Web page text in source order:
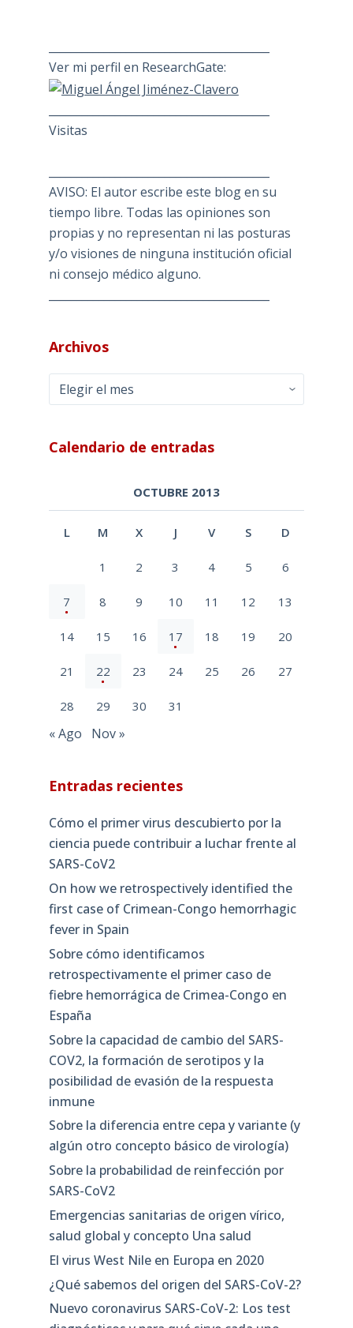
Ver mi perfil en ResearchGate:
Visitas
AVISO: El autor escribe este blog en su
tiempo libre. Todas las opiniones son
propias y no representan ni las posturas
y/o visiones de ninguna institución oficial
ni consejo médico alguno.
Archivos
Archivos
Calendario de entradas
OCTUBRE 2013
L M X J V S D
1 2 3 4 5 6
7 8 9 10 11 12 13
14 15 16 17 18 19 20
21 22 23 24 25 26 27
28 29 30 31
« Ago Nov »
Entradas recientes
Cómo el primer virus descubierto por la
ciencia puede contribuir a luchar frente al
SARS-CoV2
On how we retrospectively identified the
first case of Crimean-Congo hemorrhagic
fever in Spain
Sobre cómo identificamos
retrospectivamente el primer caso de
fiebre hemorrágica de Crimea-Congo en
España
Sobre la capacidad de cambio del SARS-
COV2, la formación de serotipos y la
posibilidad de evasión de la respuesta
inmune
Sobre la diferencia entre cepa y variante (y
algún otro concepto básico de virología)
Sobre la probabilidad de reinfección por
SARS-CoV2
Emergencias sanitarias de origen vírico,
salud global y concepto Una salud
El virus West Nile en Europa en 2020
¿Qué sabemos del origen del SARS-CoV-2?
Nuevo coronavirus SARS-CoV-2: Los test